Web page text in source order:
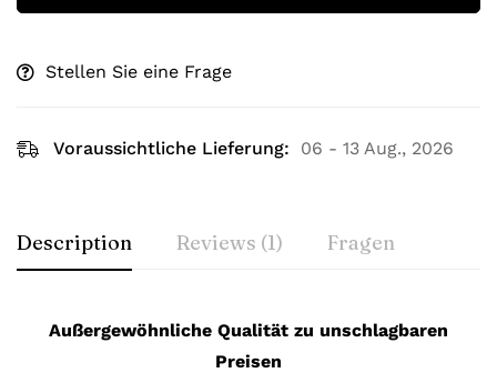
Stellen Sie eine Frage
Voraussichtliche Lieferung: 06 - 13 Aug., 2026
Description Reviews (1) Fragen
Außergewöhnliche Qualität zu unschlagbaren
Preisen